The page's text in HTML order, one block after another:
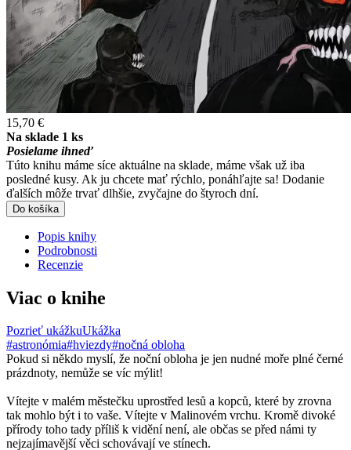
15,70 €
Na sklade 1 ks
Posielame ihneď
Túto knihu máme síce aktuálne na sklade, máme však už iba
posledné kusy. Ak ju chcete mať rýchlo, ponáhľajte sa! Dodanie
ďalších môže trvať dlhšie, zvyčajne do štyroch dní.
Do košíka
Popis knihy
Podrobnosti
Recenzie
Viac o knihe
Pozrieť ukážkuUkážka
#astronómia#hviezdy#nočná obloha
Pokud si někdo myslí, že noční obloha je jen nudné moře plné černé
prázdnoty, nemůže se víc mýlit!
Vítejte v malém městečku uprostřed lesů a kopců, které by zrovna
tak mohlo být i to vaše. Vítejte v Malinovém vrchu. Kromě divoké
přírody toho tady příliš k vidění není, ale občas se před námi ty
nejzajímavější věci schovávají ve stínech.